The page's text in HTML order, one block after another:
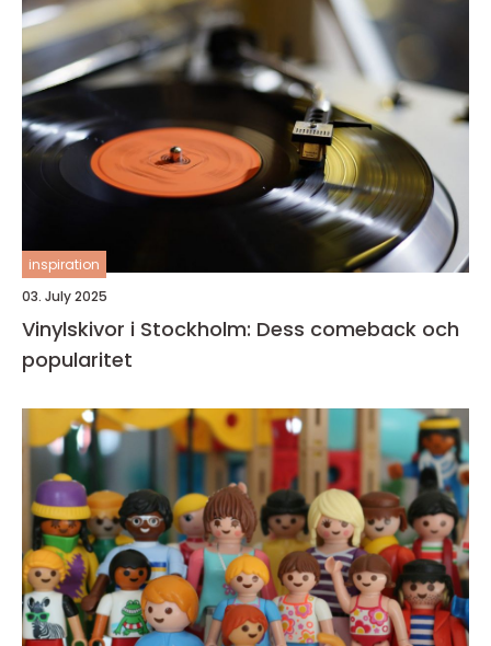
inspiration
03. July 2025
Vinylskivor i Stockholm: Dess comeback och
popularitet